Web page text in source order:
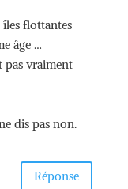
îles flottantes
âge …
pas vraiment
dis pas non.
Réponse